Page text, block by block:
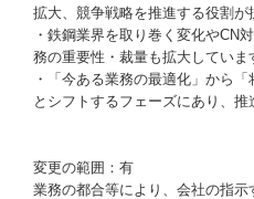
拡大、競争戦略を推進する役割が
・鉄鋼業界を取り巻く変化やCN
務の重要性・裁量も拡大していま
・「今ある業務の最適化」から
とシフトするフェーズにあり、
変更の範囲：有
業務の都合等により、会社の指示